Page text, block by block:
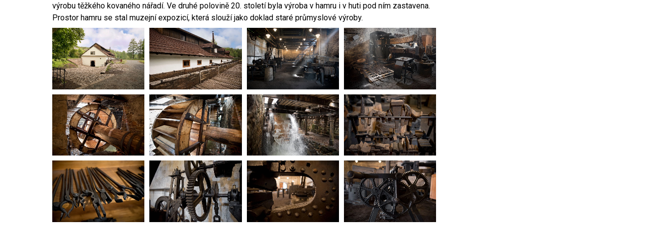
výrobu těžkého kovaného nářadí. Ve druhé polovině 20. století byla výroba v hamru i v huti pod ním zastavena.
Prostor hamru se stal muzejní expozicí, která slouží jako doklad staré průmyslové výroby.